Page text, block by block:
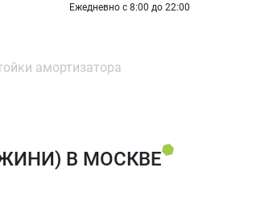
Ежедневно с 8:00 до 22:00
амортизатора
В МОСКВЕ